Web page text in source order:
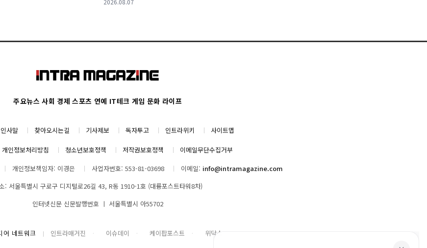
주요뉴스 사회 경제 스포츠 연예 IT테크 게임 문화 라이프
인사말 찾아오시는길 기사제보 독자투고 인트라위키 사이트맵
개인정보처리방침 청소년보호정책 저작권보호정책
이메일무단수집거부
개인정보책임자: 이경은 사업자번호: 553-81-03698 이메일: info@intramagazine.com
: 서울특별시 구로구 디지털로26길 43, R동 1910-1호 (대륭포스트타워8차)
인터넷신문 신문발행번호 ㅣ 서울특별시 아55702
어 네트워크 인트라매거진 이슈데이 케이팝포스트 위닥스